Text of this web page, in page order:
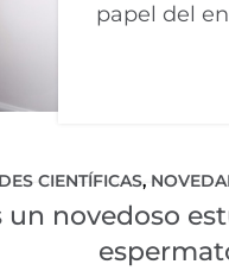
papel del
CIENTÍFICAS,
un novedoso